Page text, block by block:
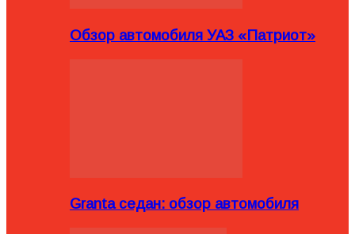
Обзор автомобиля УАЗ «Патриот»
Granta седан: обзор автомобиля